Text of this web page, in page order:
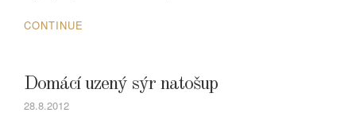
CONTINUE
Domácí uzený sýr natošup
28.8.2012